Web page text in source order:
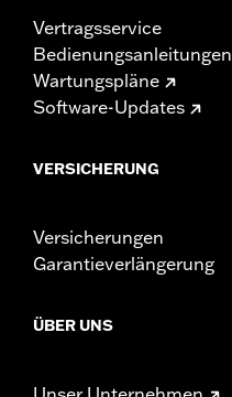
Vertragsservice
Bedienungsanleitungen
Wartungspläne
Software-Updates
VERSICHERUNG
Versicherungen
Garantieverlängerung
ÜBER UNS